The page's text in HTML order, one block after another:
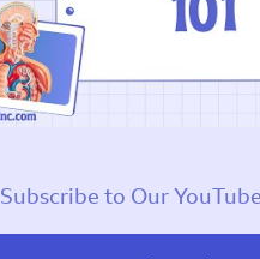
Subscribe to Our